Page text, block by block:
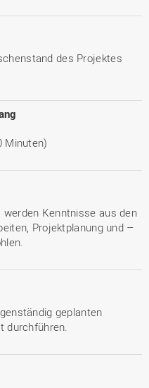
des Projektes
Minuten)
Kenntnisse aus den
Projektplanung und –
geplanten
durchführen.